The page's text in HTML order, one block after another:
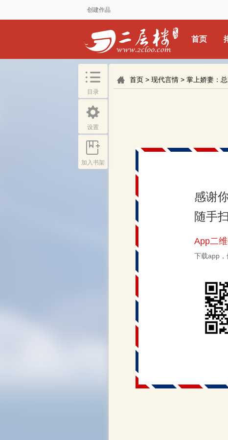
创建作品
首页
首页 > 现代言情 > 掌上娇妻：
感谢
随手
App二
下载app，
目录
设置
加入书架